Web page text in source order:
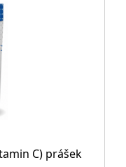
C) prášek